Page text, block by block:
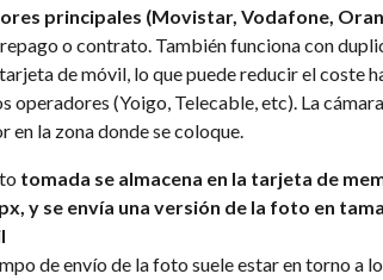
principales (Movistar, Vodafone,
o contrato. También funciona con
de móvil, lo que puede reducir el coste
operadores (Yoigo, Telecable, etc). La
en la zona donde se coloque.
tomada se almacena en la tarjeta de
y se envía una versión de la foto en
de envío de la foto suele estar en torno a